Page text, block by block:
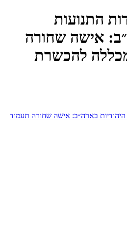
התנועות
אישה שחורה
להכשרת